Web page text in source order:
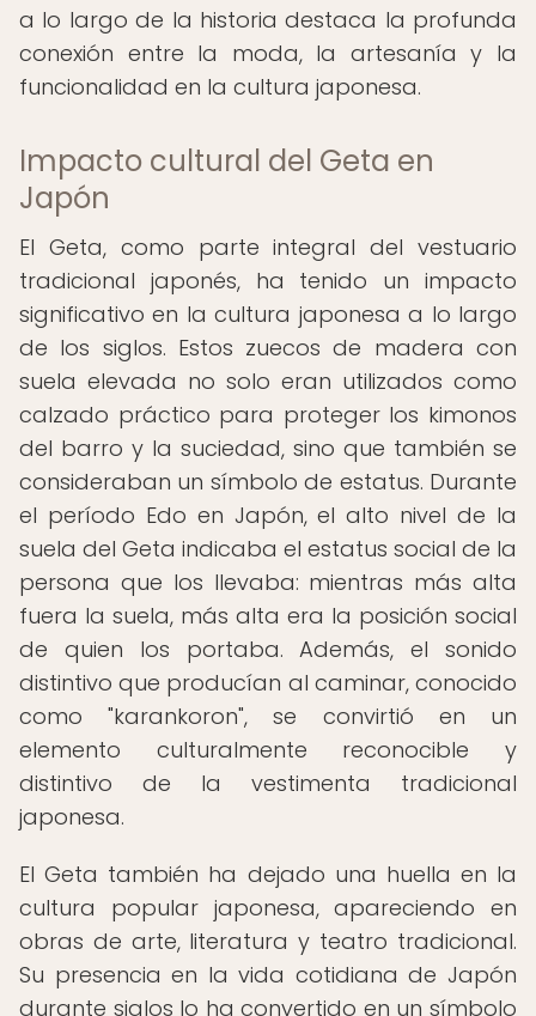
a lo largo de la historia destaca la profunda
conexión entre la moda, la artesanía y la
funcionalidad en la cultura japonesa.
Impacto cultural del Geta en
Japón
El Geta, como parte integral del vestuario
tradicional japonés, ha tenido un impacto
significativo en la cultura japonesa a lo largo
de los siglos. Estos zuecos de madera con
suela elevada no solo eran utilizados como
calzado práctico para proteger los kimonos
del barro y la suciedad, sino que también se
consideraban un símbolo de estatus. Durante
el período Edo en Japón, el alto nivel de la
suela del Geta indicaba el estatus social de la
persona que los llevaba: mientras más alta
fuera la suela, más alta era la posición social
de quien los portaba. Además, el sonido
distintivo que producían al caminar, conocido
como "karankoron", se convirtió en un
elemento culturalmente reconocible y
distintivo de la vestimenta tradicional
japonesa.
El Geta también ha dejado una huella en la
cultura popular japonesa, apareciendo en
obras de arte, literatura y teatro tradicional.
Su presencia en la vida cotidiana de Japón
durante siglos lo ha convertido en un símbolo